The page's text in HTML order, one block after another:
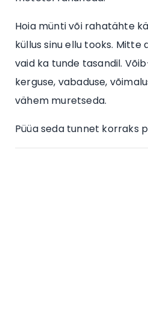
Hoia münti või rahatähte
küllus sinu ellu tooks.
vaid ka tunde tasandil.
kerguse, vabaduse,
vähem muretseda.
Püüa seda tunnet korraks